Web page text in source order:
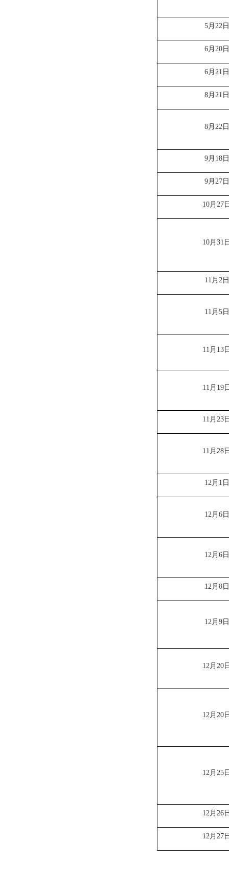
5月22日
6月20日
6月21日
8月21日
8月22日
9月18日
9月27日
10月27
10月31
11月2日
11月5日
11月13
11月19
11月23
11月28
12月1日
12月6日
12月6日
12月8日
12月9日
12月20
12月20
12月25
12月26
12月27